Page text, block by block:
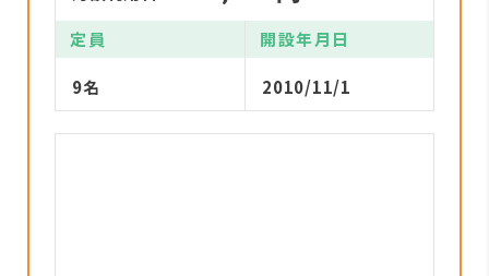
定員 開設年月日
9名 2010/11/1